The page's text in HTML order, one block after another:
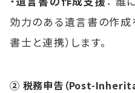
効力のある遺言書の作成
書士と連携）します。
② 税務申告（Post-